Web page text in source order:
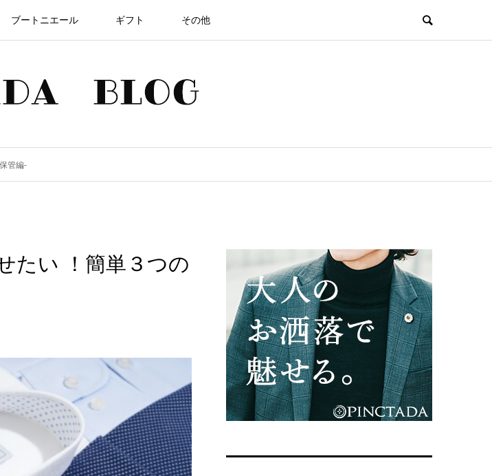
ブートニエール ギフト その他
管編-
たい ！簡単３つの